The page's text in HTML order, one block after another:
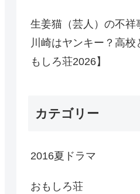
生姜猫（芸人）の不祥
川崎はヤンキー？高
もしろ荘2026】
カテゴリー
2016夏ドラマ
おもしろ荘